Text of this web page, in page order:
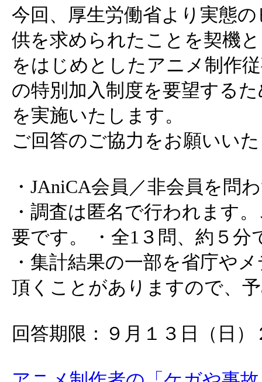
今回、厚生労働省より実態
供を求められたことを契機
をはじめとしたアニメ制作
の特別加入制度を要望する
を実施いたします。
ご回答のご協力をお願いい
・JAniCA会員／非会員を問
・調査は匿名で行われます
要です。 ・全1３問、約５分
・集計結果の一部を省庁や
頂くことがありますので、
回答期限：９月１３日（日）